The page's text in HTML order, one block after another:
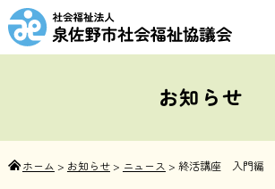
お知らせ
ホーム > お知らせ> ニュース > 終活講座 入門編